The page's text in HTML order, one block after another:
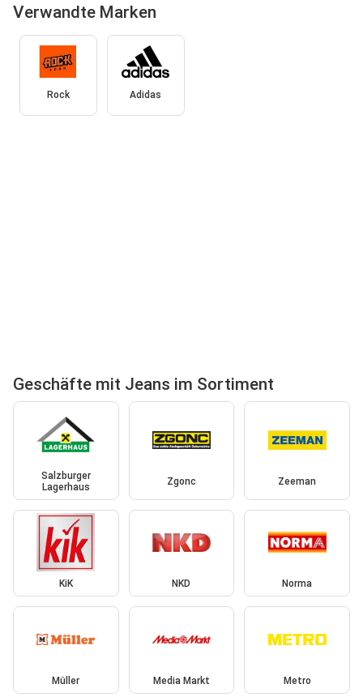
Verwandte Marken
Rock Adidas
Geschäfte mit Jeans im Sortiment
Salzburger
Lagerhaus
Zgonc Zeeman
KiK NKD Norma
Müller Media Markt Metro